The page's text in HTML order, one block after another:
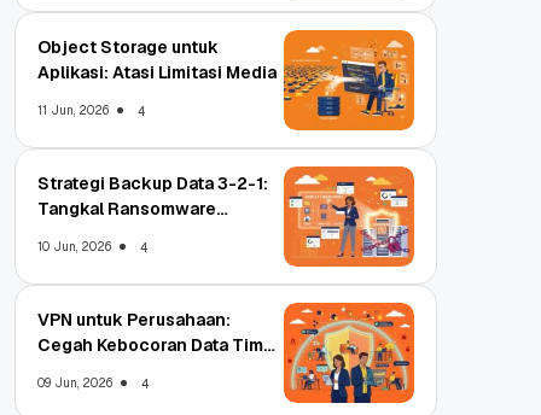
Object Storage untuk
Aplikasi: Atasi Limitasi Media
11 Jun, 2026 4
Strategi Backup Data 3-2-1:
Tangkal Ransomware
10 Jun, 2026 4
VPN untuk Perusahaan:
Cegah Kebocoran Data Tim
09 Jun, 2026 4